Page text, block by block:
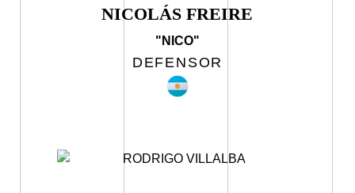
NICOLÁS FREIRE
"NICO"
DEFENSOR